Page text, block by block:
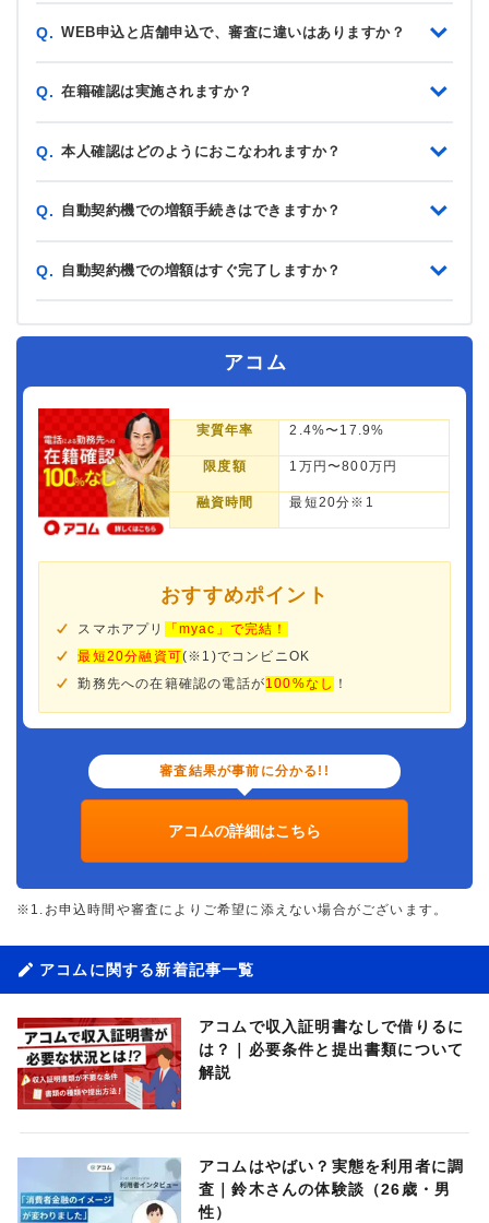
Q. WEB申込と店舗申込で、審査に違いはありますか？
Q. 在籍確認は実施されますか？
Q. 本人確認はどのようにおこなわれますか？
Q. 自動契約機での増額手続きはできますか？
Q. 自動契約機での増額はすぐ完了しますか？
アコム
実質年率 2.4%〜17.9%
限度額 1万円〜800万円
融資時間 最短20分※1
おすすめポイント
スマホアプリ
「myac」で完結！
最短20分融資可(※1)でコンビニOK
勤務先への在籍確認の電話が100%なし ！
審査結果が事前に分かる!!
アコムの詳細はこちら
※1.お申込時間や審査によりご希望に添えない場合がございます。
アコムに関する新着記事一覧
アコムで収入証明書なしで借りるに
は？｜必要条件と提出書類について
解説
アコムはやばい？実態を利用者に調
査｜鈴木さんの体験談（26歳・男
性）